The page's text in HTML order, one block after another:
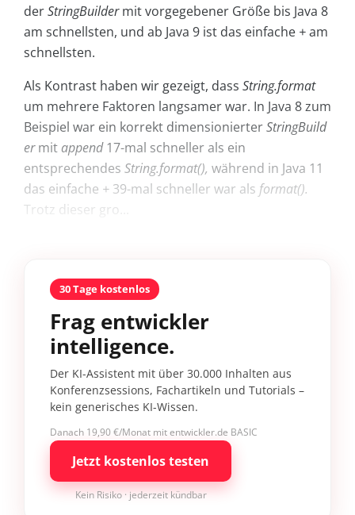
derStringBuildermit vorgegebener Größe bis Java 8
am schnellsten, und ab Java 9 ist das einfache +am
schnellsten.
Als Kontrast haben wir gezeigt, dass String.format
um mehrere Faktoren langsamer war. In Java 8 zum
Beispiel war ein korrekt dimensionierterStringBuild
ermit append17-mal schneller als ein
entsprechendes String.format(), während in Java 11
das einfache + 39-mal schneller war als format().
Trotz dieser gro...
30 Tage kostenlos
Frag entwickler
intelligence.
Der KI-Assistent mit über 30.000 Inhalten aus
Konferenzsessions, Fachartikeln und Tutorials –
kein generisches KI-Wissen.
Danach 19,90 €/Monat mit entwickler.de BASIC
Jetzt kostenlos testen
Kein Risiko · jederzeit kündbar